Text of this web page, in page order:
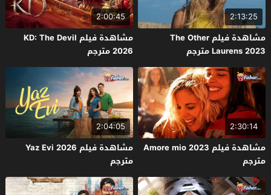
2:13:25
مشاهدة فيلم The Other
Laurens 2023 مترجم
2:00:45
مشاهدة فيلم KD: The Devil
2026 مترجم
2:30:14
مشاهدة فيلم Amore mio 2023
مترجم
2:04:05
مشاهدة فيلم Yaz Evi 2026
مترجم